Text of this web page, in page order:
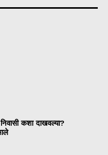
कशा दाखवल्या?